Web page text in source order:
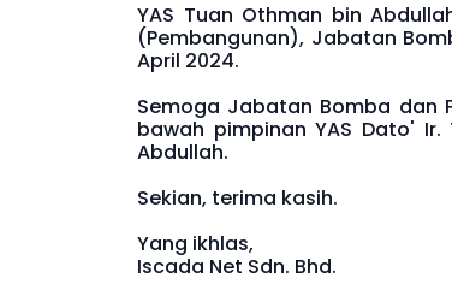
YAS Tuan Othman bin
(Pembangunan), Jabatan
April 2024.
Semoga Jabatan Bomba dan
bawah pimpinan YAS Dato'
Abdullah.
Sekian, terima kasih.
Yang ikhlas,
Iscada Net Sdn. Bhd.